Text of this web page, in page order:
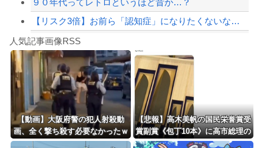
Powered by livedoor 相互RSS
【リスク3倍】お前ら「認知症」になりたくないなら酒をやめろ
白石「あ、あきら様……？」あきら「……白石」
8/4のニュース
更新中止のお知らせ
海外「おめでとうタキ！」リヴァプール南野がバースデーゴール！！
人気記事画像RSS
【動画】大阪府警の犯人射殺動
画、全く撃ち殺す必要なかったｗ
ｗｗｗｗｗｗｗｗｗｗ
【悲報】高木美帆の国民栄誉賞受
賞副賞《包丁10本》に高市総理の
名前も刻印ｗｗｗｗｗｗｗｗｗ